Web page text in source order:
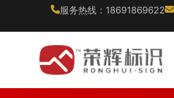
服务热线：18691869622